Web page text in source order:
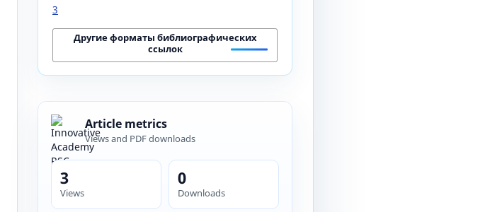
3
Другие форматы библиографических
ссылок
Article metrics
Views and PDF downloads
3
Views
0
Downloads